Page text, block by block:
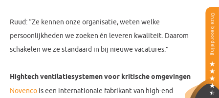
Ruud: “Ze kennen onze organisatie, weten welke
persoonlijkheden we zoeken én leveren kwaliteit. Daarom
schakelen we ze standaard in bij nieuwe vacatures.”
Hightech ventilatiesystemen voor kritische omgevingen
Novenco is een internationale fabrikant van high-end